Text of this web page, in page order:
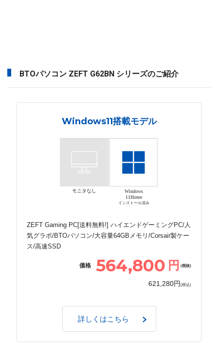
BTOパソコン ZEFT G62BN シリーズのご紹介
Windows11搭載モデル
モニタなし
Windows
11Home
インストール済み
ZEFT Gaming PC[送料無料!] ハイエンドゲーミングPC/人
気グラボ/BTOパソコン/大容量64GBメモリ/Corsair製ケー
ス/高速SSD
価格 564,800 円 (税抜)
621,280円 (税込)
詳しくはこちら